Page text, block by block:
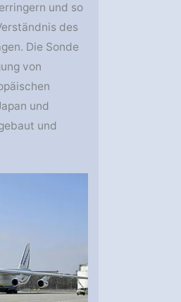
und so
des
Die Sonde
von
und
und